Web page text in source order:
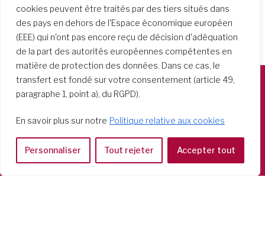
cookies peuvent être traités par des tiers situés dans
des pays en dehors de l'Espace économique européen
(EEE) qui n'ont pas encore reçu de décision d'adéquation
de la part des autorités européennes compétentes en
matière de protection des données. Dans ce cas, le
transfert est fondé sur votre consentement (article 49,
paragraphe 1, point a), du RGPD).
En savoir plus sur notre Politique relative aux cookies
Personnaliser Tout rejeter Accepter tout
Società del Sacro Cuore
Casa Generalizia
Tel: 06 58 23 03 32 or 06 58 20 31 17